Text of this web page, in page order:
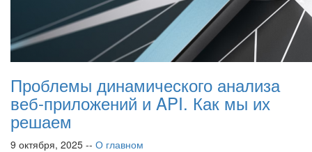
Проблемы динамического анализа
веб-приложений и API. Как мы их
решаем
9 октября, 2025 -- О главном